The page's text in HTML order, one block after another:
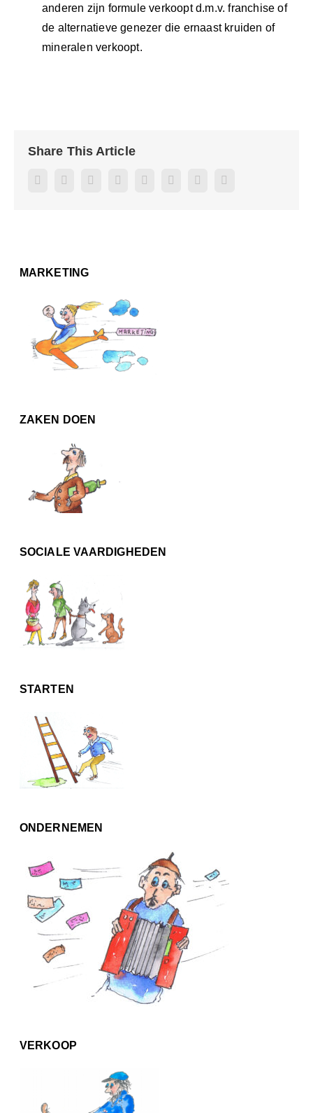
anderen zijn formule verkoopt d.m.v. franchise of
de alternatieve genezer die ernaast kruiden of
mineralen verkoopt.
Share This Article
FacebookTwitter Reddit LinkedInWhatsApp
Pinterest
MARKETING
ZAKEN DOEN
SOCIALE VAARDIGHEDEN
STARTEN
ONDERNEMEN
VERKOOP